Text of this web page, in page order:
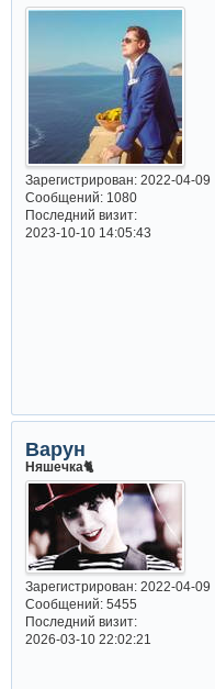
Зарегистрирован: 2022-04-09
Сообщений:1080
Последний визит:
2023-10-10 14:05:43
Варун
Няшечка🐈
Зарегистрирован: 2022-04-09
Сообщений:5455
Последний визит:
2026-03-10 22:02:21